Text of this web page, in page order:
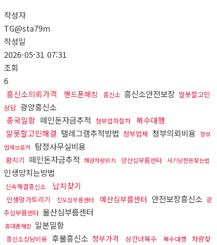
작성자
TG@sta79m
작성일
2026-05-31 07:31
조회
6
흥신소의뢰가격
핸드폰해킹 흥신소 흥신소안전보장 말못할고민
상담 광양흥신소
중국밀항 떼인돈자금추적 청부업자절차
복수대행
말못할고민해결 텔레그램추적방법 청부업체 청부의뢰비용 청부
업체브로커
탐정사무실비용
환치기 떼인돈자금추적 채권차량위치 양산심부름센터 사기당한돈찾는법
인생망치는방법
신속해결흥신소 납치찾기
인생망가트리기 진도심부름센터 예산심부름센터 안전보장흥신소 광
주심부름센터 울산심부름센터
휴대폰해킹 일본밀항
흥신소상담비용 후불흥신소 청부가격 상간녀복수 복수대행
차량찾